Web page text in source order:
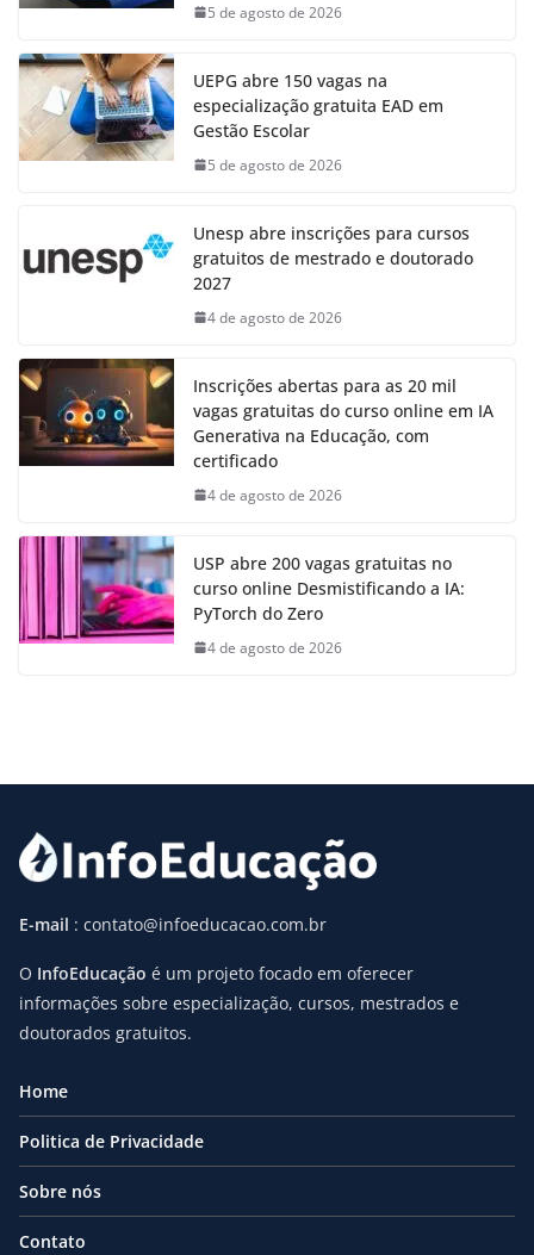
5 de agosto de 2026
UEPG abre 150 vagas na
especialização gratuita EAD em
Gestão Escolar
5 de agosto de 2026
Unesp abre inscrições para cursos
gratuitos de mestrado e doutorado
2027
4 de agosto de 2026
Inscrições abertas para as 20 mil
vagas gratuitas do curso online em IA
Generativa na Educação, com
certificado
4 de agosto de 2026
USP abre 200 vagas gratuitas no
curso online Desmistificando a IA:
PyTorch do Zero
4 de agosto de 2026
E-mail : contato@infoeducacao.com.br
O InfoEducação é um projeto focado em oferecer
informações sobre especialização, cursos, mestrados e
doutorados gratuitos.
Home
Politica de Privacidade
Sobre nós
Contato